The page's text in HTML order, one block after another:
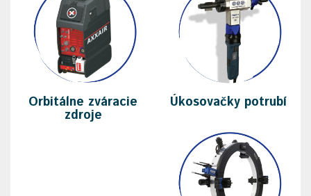
Orbitálne zváracie
zdroje
Úkosovačky potrubí